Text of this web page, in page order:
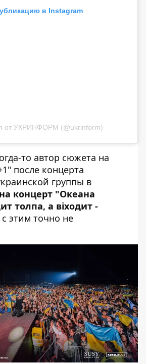
в Instagram
от УКРИНФОРМ (@ukrinform)
то автор сюжета на
после концерта
группы в
на концерт "Океана
толпа, а віходит -
этим точно не